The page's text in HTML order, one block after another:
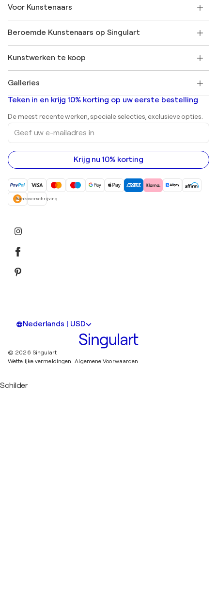
SINGULART Cadeaubon
Neem deel aan ons handelsprogramma
Mijn Account
+31 20 241 4758
Veelgestelde Vragen
Singulart Magazine
Werken bij SINGULART
Ontdek gecureerde originele kunst
Voor Kunstenaars
Inloggen als Artiest
Beroemde Kunstenaars op Singulart
Marc Chagall
Banksy
Mr. Brainwash
Shepard Fairey
Kunstwerken te koop
Abstracte schilderijen te koop
Landschapsschilderijen
Beelden
Acrylverfschilderijen
Galleries
Kunstgaleries in Nederland
Teken in en krijg 10% korting op uw eerste bestelling
De meest recente werken, speciale selecties, exclusieve opties.
Geef
uw
e-
mailadres
in
Krijg nu 10% korting
Bankoverschrijving
Nederlands | USD
© 2026 Singulart
Wettelijke vermeldingen. Algemene Voorwaarden
Schilder